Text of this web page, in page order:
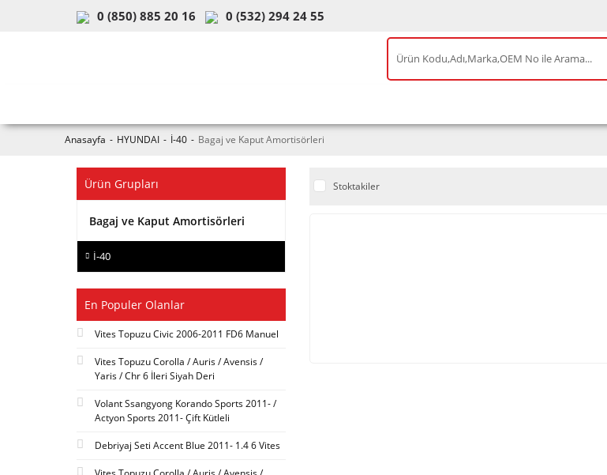
0 (850) 885 20 16 0 (532) 294 24 55
Anasayfa HYUNDAI İ-40 Bagaj ve Kaput Amortisörleri
Ürün Grupları
Bagaj ve Kaput Amortisörleri
İ-40
En Populer Olanlar
Vites Topuzu Civic 2006-2011 FD6 Manuel
Vites Topuzu Corolla / Auris / Avensis /
Yaris / Chr 6 İleri Siyah Deri
Volant Ssangyong Korando Sports 2011- /
Actyon Sports 2011- Çift Kütleli
Debriyaj Seti Accent Blue 2011- 1.4 6 Vites
Stoktakiler